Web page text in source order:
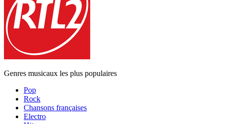
Genres musicaux les plus populaires
Pop
Rock
Chansons françaises
Electro